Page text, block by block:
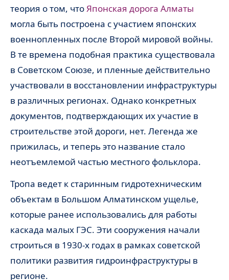
теория о том, чтоЯпонская дорога Алматы
могла быть построена с участием японских
военнопленных после Второй мировой войны.
В те времена подобная практика существовала
в Советском Союзе, и пленные действительно
участвовали в восстановлении инфраструктуры
в различных регионах. Однако конкретных
документов, подтверждающих их участие в
строительстве этой дороги, нет. Легенда же
прижилась, и теперь это название стало
неотъемлемой частью местного фольклора.
Тропа ведет к старинным гидротехническим
объектам в Большом Алматинском ущелье,
которые ранее использовались для работы
каскада малых ГЭС. Эти сооружения начали
строиться в 1930-х годах в рамках советской
политики развития гидроинфраструктуры в
регионе.